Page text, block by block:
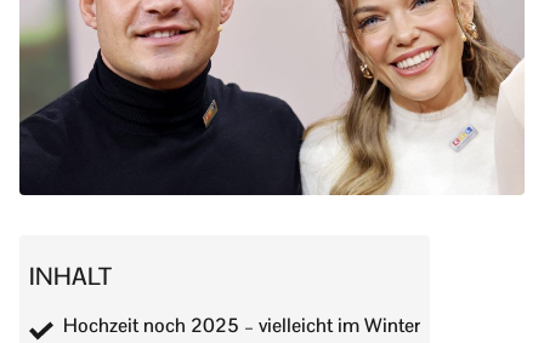
INHALT
Hochzeit noch 2025 – vielleicht im Winter